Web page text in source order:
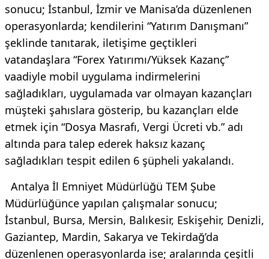
sonucu; İstanbul, İzmir ve Manisa’da düzenlenen
operasyonlarda; kendilerini “Yatırım Danışmanı”
şeklinde tanıtarak, iletişime geçtikleri
vatandaşlara “Forex Yatırımı/Yüksek Kazanç”
vaadiyle mobil uygulama indirmelerini
sağladıkları, uygulamada var olmayan kazançları
müşteki şahıslara gösterip, bu kazançları elde
etmek için “Dosya Masrafı, Vergi Ücreti vb.” adı
altında para talep ederek haksız kazanç
sağladıkları tespit edilen 6 şüpheli yakalandı.
Antalya İl Emniyet Müdürlüğü TEM Şube
Müdürlüğünce yapılan çalışmalar sonucu;
İstanbul, Bursa, Mersin, Balıkesir, Eskişehir, Denizli,
Gaziantep, Mardin, Sakarya ve Tekirdağ’da
düzenlenen operasyonlarda ise; aralarında çeşitli